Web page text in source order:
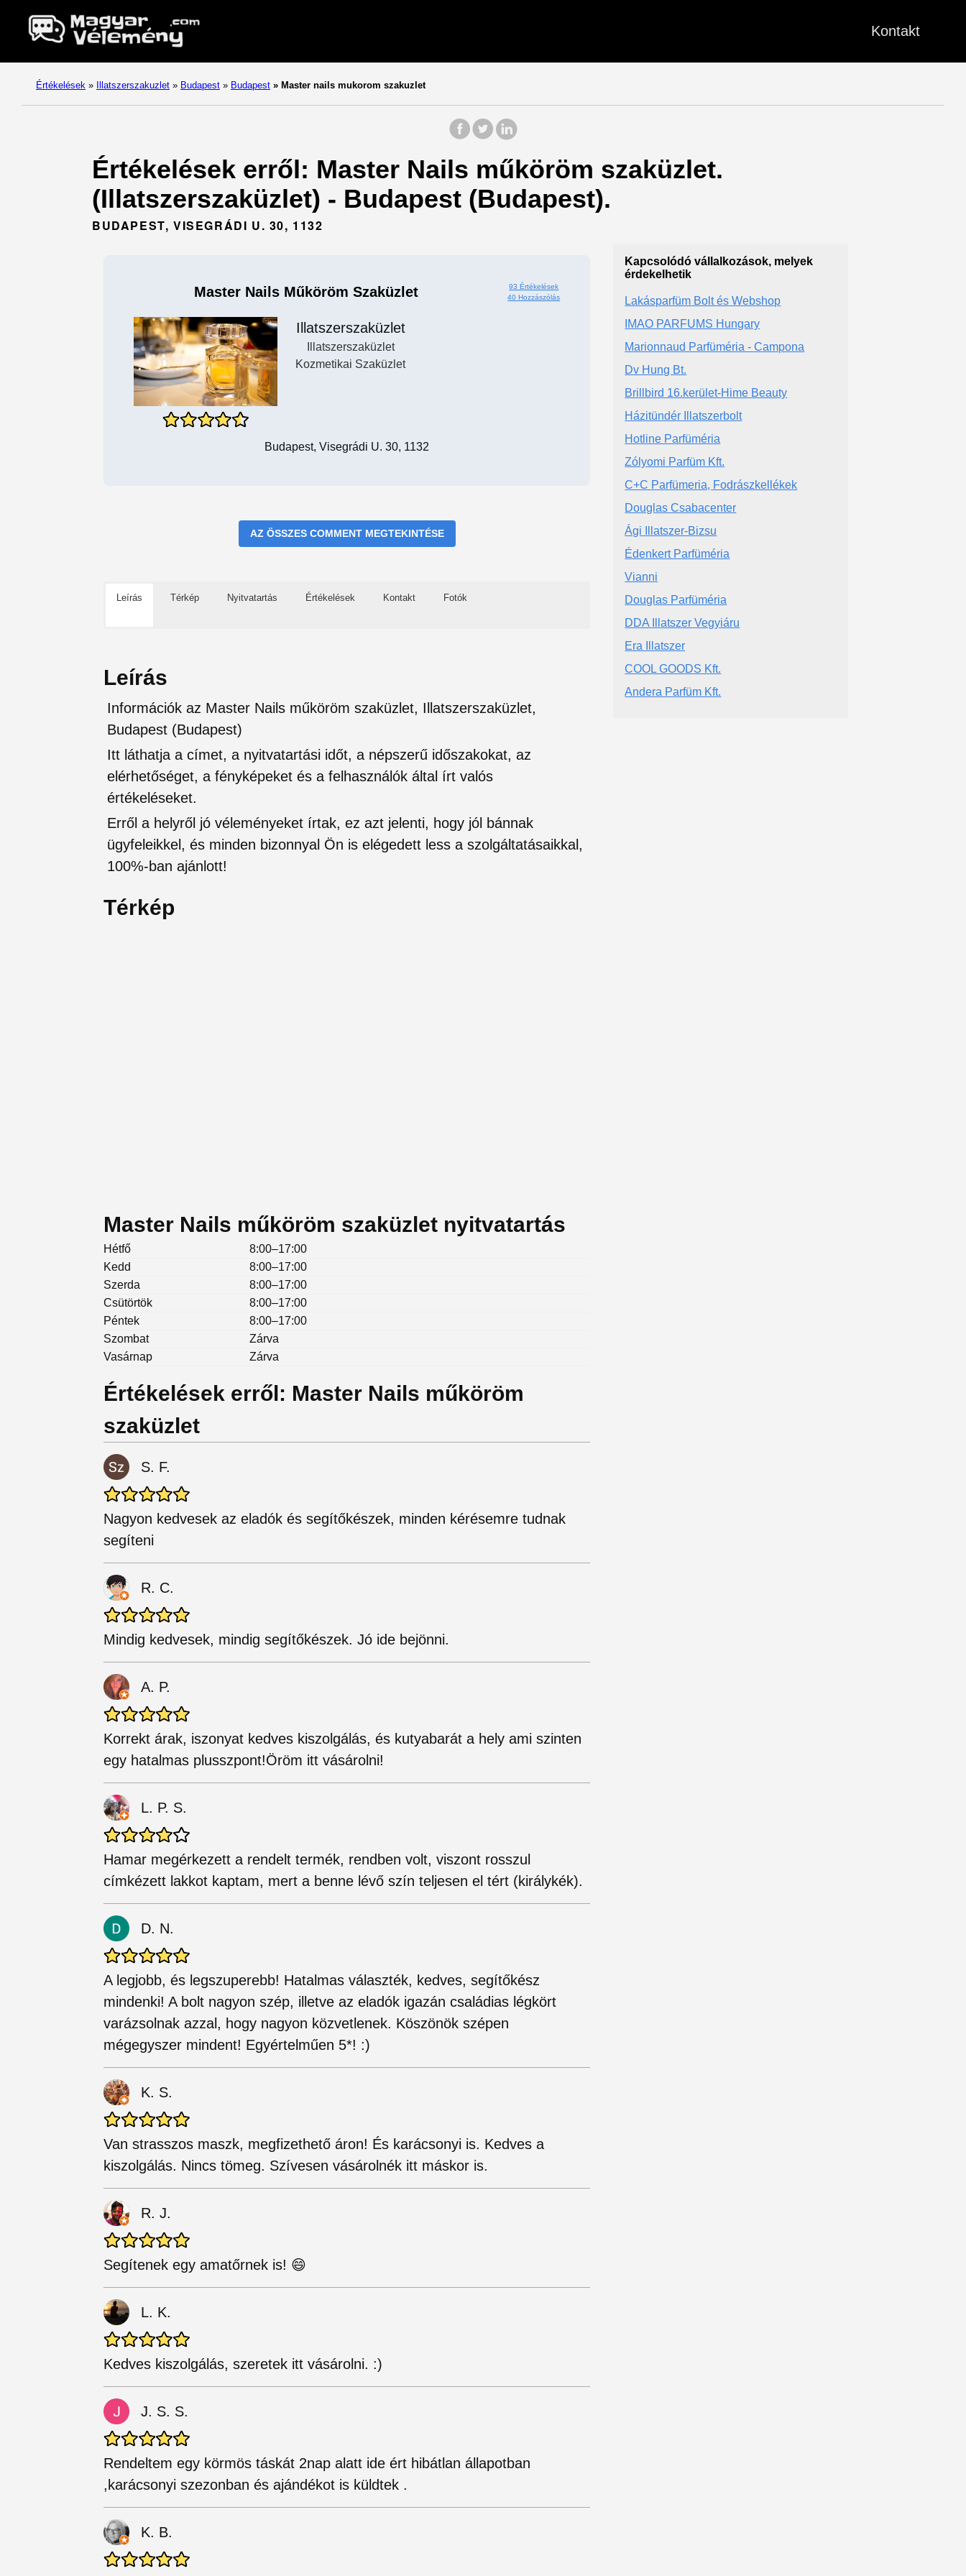
Kontakt
Értékelések » Illatszerszakuzlet » Budapest » Budapest » Master nails mukorom szakuzlet
Értékelések erről: Master Nails műköröm szaküzlet.
(Illatszerszaküzlet) - Budapest (Budapest).
BUDAPEST, VISEGRÁDI U. 30, 1132
Master Nails Műköröm Szaküzlet
93 Értékelések
40 Hozzászólás
Illatszerszaküzlet
Illatszerszaküzlet
Kozmetikai Szaküzlet
Budapest, Visegrádi U. 30, 1132
AZ ÖSSZES COMMENT MEGTEKINTÉSE
Leírás Térkép Nyitvatartás Értékelések Kontakt Fotók
Leírás
Információk az Master Nails műköröm szaküzlet, Illatszerszaküzlet,
Budapest (Budapest)
Itt láthatja a címet, a nyitvatartási időt, a népszerű időszakokat, az
elérhetőséget, a fényképeket és a felhasználók által írt valós
értékeléseket.
Erről a helyről jó véleményeket írtak, ez azt jelenti, hogy jól bánnak
ügyfeleikkel, és minden bizonnyal Ön is elégedett less a szolgáltatásaikkal,
100%-ban ajánlott!
Térkép
Master Nails műköröm szaküzlet nyitvatartás
Hétfő
8:00–17:00
Kedd
8:00–17:00
Szerda
8:00–17:00
Csütörtök
8:00–17:00
Péntek
8:00–17:00
Szombat
Zárva
Vasárnap
Zárva
Értékelések erről: Master Nails műköröm
szaküzlet
S. F.
Nagyon kedvesek az eladók és segítőkészek, minden kérésemre tudnak
segíteni
R. C.
Mindig kedvesek, mindig segítőkészek. Jó ide bejönni.
A. P.
Korrekt árak, iszonyat kedves kiszolgálás, és kutyabarát a hely ami szinten
egy hatalmas plusszpont!Öröm itt vásárolni!
L. P. S.
Hamar megérkezett a rendelt termék, rendben volt, viszont rosszul
címkézett lakkot kaptam, mert a benne lévő szín teljesen el tért (királykék).
D. N.
A legjobb, és legszuperebb! Hatalmas választék, kedves, segítőkész
mindenki! A bolt nagyon szép, illetve az eladók igazán családias légkört
varázsolnak azzal, hogy nagyon közvetlenek. Köszönök szépen
mégegyszer mindent! Egyértelműen 5*! :)
K. S.
Van strasszos maszk, megfizethető áron! És karácsonyi is. Kedves a
kiszolgálás. Nincs tömeg. Szívesen vásárolnék itt máskor is.
R. J.
Segítenek egy amatőrnek is! 😄
L. K.
Kedves kiszolgálás, szeretek itt vásárolni. :)
J. S. S.
Rendeltem egy körmös táskát 2nap alatt ide ért hibátlan állapotban
,karácsonyi szezonban és ajándékot is küldtek .
K. B.
Kapcsolódó vállalkozások, melyek
érdekelhetik
Lakásparfüm Bolt és Webshop
IMAO PARFUMS Hungary
Marionnaud Parfüméria - Campona
Dv Hung Bt.
Brillbird 16.kerület-Hime Beauty
Házitündér Illatszerbolt
Hotline Parfüméria
Zólyomi Parfüm Kft.
C+C Parfümeria, Fodrászkellékek
Douglas Csabacenter
Ági Illatszer-Bizsu
Édenkert Parfüméria
Vianni
Douglas Parfüméria
DDA Illatszer Vegyiáru
Era Illatszer
COOL GOODS Kft.
Andera Parfüm Kft.